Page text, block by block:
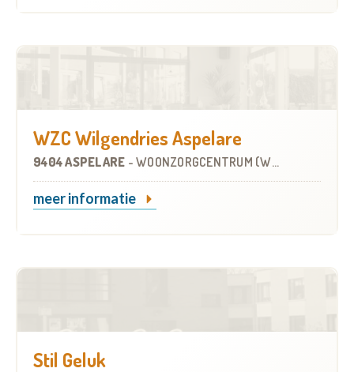
WZC Wilgendries Aspelare
9404 ASPELARE - WOONZORGCENTRUM (WZC)
meer informatie
Stil Geluk